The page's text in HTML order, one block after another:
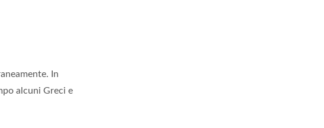
In
alcuni Greci e